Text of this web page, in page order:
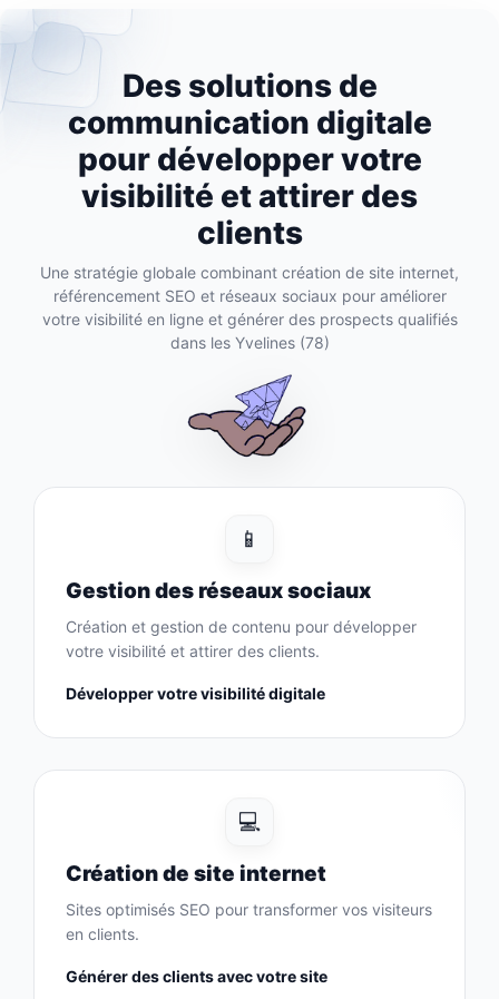
Des solutions de
communication digitale
pour développer votre
visibilité et attirer des
clients
Une stratégie globale combinant création de site internet,
référencement SEO et réseaux sociaux pour améliorer
votre visibilité en ligne et générer des prospects qualifiés
dans les Yvelines (78)
📱
Gestion des réseaux sociaux
Création et gestion de contenu pour développer
votre visibilité et attirer des clients.
Développer votre visibilité digitale
💻
Création de site internet
Sites optimisés SEO pour transformer vos visiteurs
en clients.
Générer des clients avec votre site